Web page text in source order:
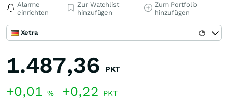
Alarme
einrichten
Zur Watchlist
hinzufügen
Zum Portfolio
hinzufügen
Xetra
1.487,36 PKT
+0,01 % +0,22 PKT